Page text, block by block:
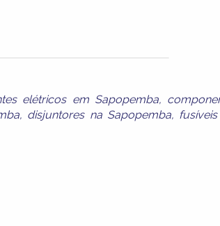
elétricos em Sapopemba,
, disjuntores na Sapopemba,